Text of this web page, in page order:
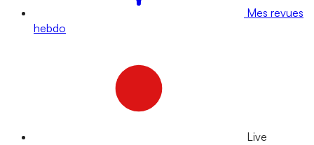
Mes revues
hebdo
Live